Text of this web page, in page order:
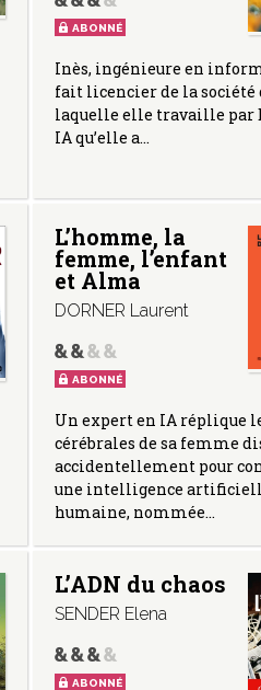
ABONNÉ
Inès, ingénieure en
fait licencier de la société
laquelle elle travaille par
IA qu’elle a…
L’homme, la
femme, l’enfant
et Alma
DORNER Laurent
ABONNÉ
Un expert en IA réplique
cérébrales de sa femme
accidentellement pour
une intelligence
humaine, nommée…
L’ADN du chaos
SENDER Elena
ABONNÉ